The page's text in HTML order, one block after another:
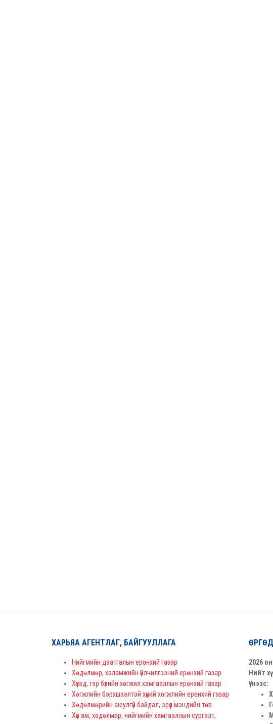
ХАРЬЯА АГЕНТЛАГ, БАЙГУУЛЛАГА
Нийгмийн даатгалын ерөнхий газар
Хөдөлмөр, халамжийн үйлчилгээний ерөнхий газар
Хүүхэд, гэр бүлийн хөгжил хамгааллын ерөнхий газар
Хөгжлийн бэрхшээлтэй хүний хөгжлийн ерөнхий газар
Хөдөлмөрийн аюулгүй байдал, эрүүл мэндийн төв
Хүн ам, хөдөлмөр, нийгмийн хамгааллын сургалт,
2026
Нийт
Үүнээс: